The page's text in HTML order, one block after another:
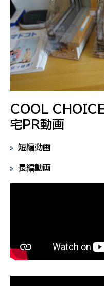
COOL CHOICE
宅PR動画
短編動画
長編動画